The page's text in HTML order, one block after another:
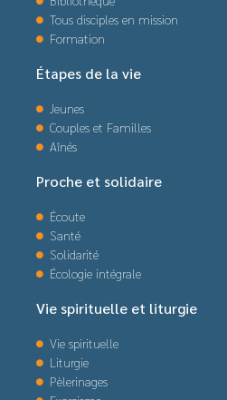
Tous disciples en mission
Formation
Étapes de la vie
Jeunes
Couples et Familles
Aînés
Proche et solidaire
Écoute
Santé
Solidarité
Écologie intégrale
Vie spirituelle et liturgie
Vie spirituelle
Liturgie
Pèlerinages